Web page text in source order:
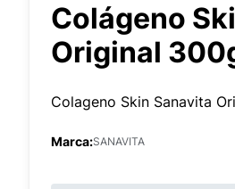
Colágeno
Original
Colageno Skin Sanavita
Marca:SANAVITA